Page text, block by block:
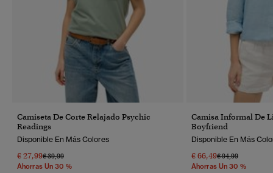
Camiseta De Corte Relajado Psychic
Readings
Disponible En Más Colores
€ 27,99Precio Rebajado De
€ 39,99A
Ahorras Un 30 %
Camisa Informal De
Boyfriend
Disponible En Más
€ 66,49Precio Rebajado
€ 94,99A
Ahorras Un 30 %